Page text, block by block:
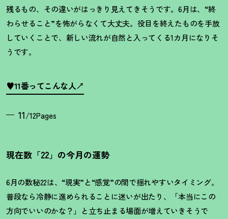
残るもの、その違いがはっきり見えてきそうです。6月は、 “終
わらせること”を怖がらなくて大丈夫。役目を終えたものを手放
していくことで、新しい流れが自然と入ってくる1カ月になりそ
うです。
♥11番ってこんな人
11/12Pages
現在数「22」の今月の運勢
6月の数秘22は、“現実”と“感覚”の間で揺れやすいタイミング。
普段なら冷静に進められることに迷いが出たり、「本当にこの
方向でいいのかな？ 」と立ち止まる場面が増えていきそうで